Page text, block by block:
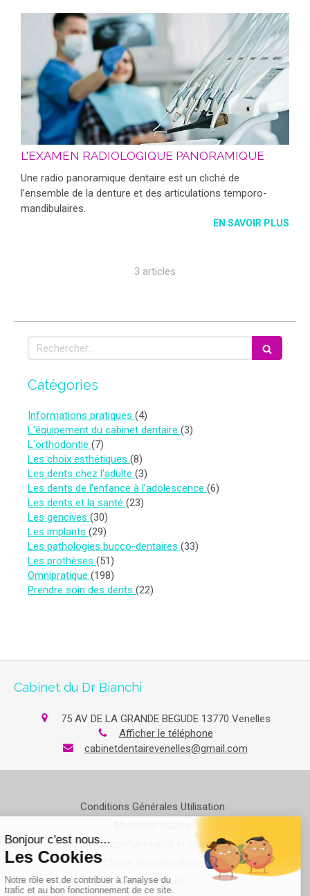
L'EXAMEN RADIOLOGIQUE PANORAMIQUE
Une radio panoramique dentaire est un cliché de
l’ensemble de la denture et des articulations temporo-
mandibulaires.
EN SAVOIR PLUS
3 articles
Rechercher
Catégories
Informations pratiques (4)
L'équipement du cabinet dentaire (3)
L'orthodontie (7)
Les choix esthétiques (8)
Les dents chez l'adulte (3)
Les dents de l’enfance à l’adolescence (6)
Les dents et la santé (23)
Les gencives (30)
Les implants (29)
Les pathologies bucco-dentaires (33)
Les prothèses (51)
Omnipratique (198)
Prendre soin des dents (22)
Cabinet du Dr Bianchi
75 AV DE LA GRANDE BEGUDE 13770 Venelles
Afficher le téléphone
cabinetdentairevenelles@gmail.com
Conditions Générales Utilisation
Politique de confidentialité et charte cookie
Ordre national